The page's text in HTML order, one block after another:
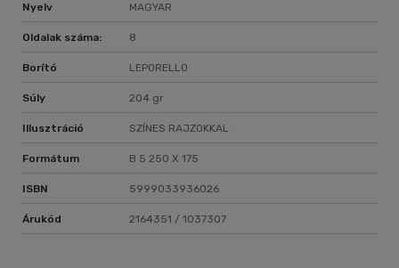
Nyelv MAGYAR
Oldalak száma: 8
Borító LEPORELLO
Súly 204 gr
Illusztráció SZÍNES RAJZOKKAL
Formátum B 5 250 X 175
ISBN 5999033936026
Árukód 2164351 / 1037307